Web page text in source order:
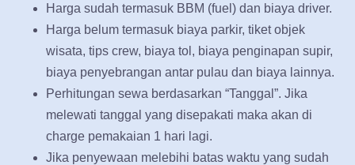
Harga sudah termasuk BBM (fuel) dan biaya driver.
Harga belum termasuk biaya parkir, tiket objek
wisata, tips crew, biaya tol, biaya penginapan supir,
biaya penyebrangan antar pulau dan biaya lainnya.
Perhitungan sewa berdasarkan “Tanggal”. Jika
melewati tanggal yang disepakati maka akan di
charge pemakaian 1 hari lagi.
Jika penyewaan melebihi batas waktu yang sudah